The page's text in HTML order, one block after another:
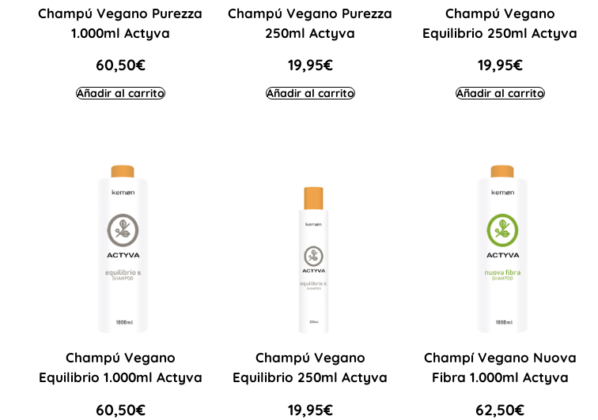
Champú Vegano Purezza
1.000ml Actyva
60,50€
Añadir al carrito
Champú Vegano Purezza
250ml Actyva
19,95€
Añadir al carrito
Champú Vegano
Equilibrio 250ml Actyva
19,95€
Añadir al carrito
Champú Vegano
Equilibrio 1.000ml Actyva
60,50€
Champú Vegano
Equilibrio 250ml Actyva
19,95€
Champí Vegano Nuova
Fibra 1.000ml Actyva
62,50€